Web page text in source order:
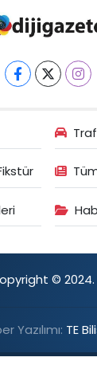
© 2024.
Yazılımı: TE